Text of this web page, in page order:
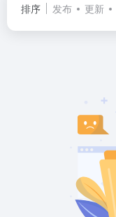
排序 发布 更新